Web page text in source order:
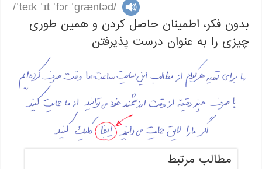
/ˈteɪk ˈɪt ˈfɔr ˈɡræntəd/
بدون فکر، اطمینان حاصل کردن و همین طوری
چیزی را به عنوان درست پذیرفتن
مطالب مرتبط